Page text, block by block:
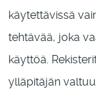
käytettävissä
tehtävää, joka
käyttöä.
ylläpitäjän